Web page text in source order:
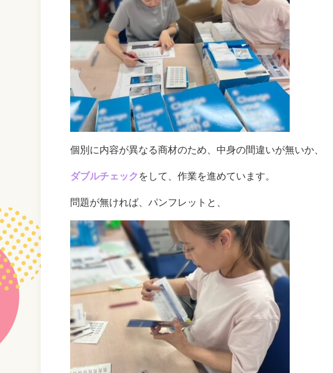
個別に内容が異なる商材のため、中身の間違いが無いか、
ダブルチェック をして、作業を進めています。
問題が無ければ、パンフレットと、